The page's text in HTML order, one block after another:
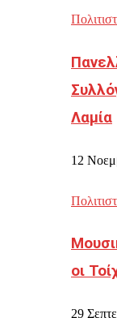
Λαμία
12
οι
29